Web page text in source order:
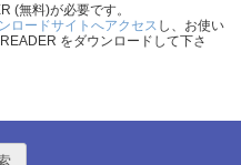
(無料)が必要です。
ロードサイトへアクセス し、お使い
をダウンロードして下さ